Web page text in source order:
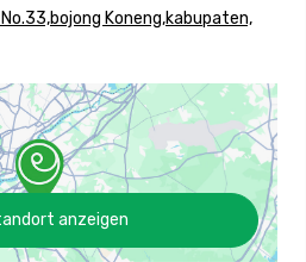
Koneng,kabupaten,
anzeigen